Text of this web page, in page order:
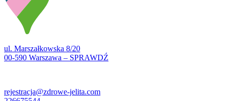
ul. Marszałkowska 8/20
00-590 Warszawa – SPRAWDŹ
rejestracja@zdrowe-jelita.com